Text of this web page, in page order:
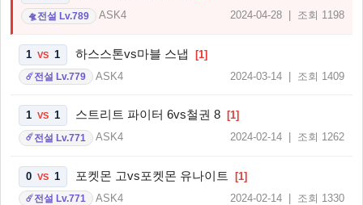
🛸전설 Lv.789 ASK4 2024-04-28 | 조회 1198
1 VS 1 하스스톤vs마블 스냅 [1]
☄️전설 Lv.779 ASK4 2024-03-14 | 조회 1409
1 VS 1 스트리트 파이터 6vs철권 8 [1]
☄️전설 Lv.771 ASK4 2024-02-14 | 조회 1262
0 VS 1 포켓몬 고vs포켓몬 유나이트 [1]
☄️전설 Lv.771 ASK4 2024-02-14 | 조회 1330